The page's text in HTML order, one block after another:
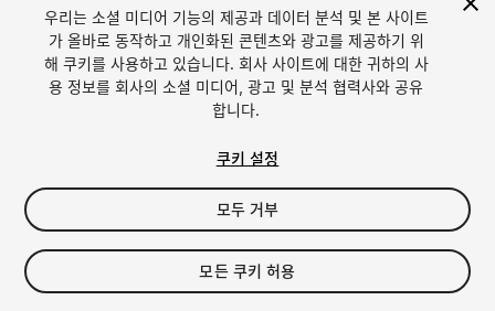
1/2
$34.99
세금/부가세는 결제 시 반영됩니다.
우리는 소셜 미디어 기능의 제공과 데이터 분석 및 본 사이트
가 올바로 동작하고 개인화된 콘텐츠와 광고를 제공하기 위
해 쿠키를 사용하고 있습니다. 회사 사이트에 대한 귀하의 사
용 정보를 회사의 소셜 미디어, 광고 및 분석 협력사와 공유
합니다.
쿠키 설정
모두 거부
모든 쿠키 허용